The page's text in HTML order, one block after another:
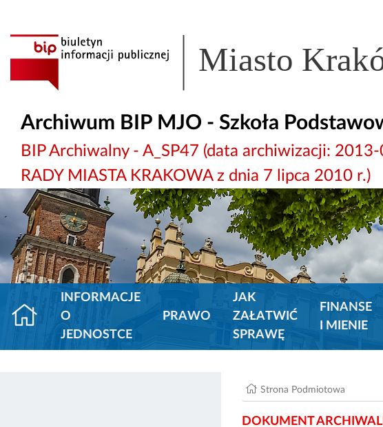
Miasto
Archiwum BIP MJO - Szkoła
BIP Archiwalny - A_SP47 (data archiwizacji:
RADY MIASTA KRAKOWA z dnia 7 lipca 2010 r.)
INFORMACJE
O
JEDNOSTCE
PRAWO
JAK
ZAŁATWIĆ
SPRAWĘ
FINANSE
I MIENIE
Strona Podmiotowa
DOKUMENT